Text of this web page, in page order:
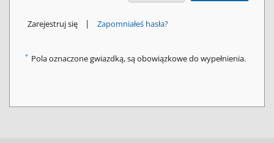
Zarejestruj się | Zapomniałeś hasła?
* Pola oznaczone gwiazdką, są obowiązkowe do wypełnienia.